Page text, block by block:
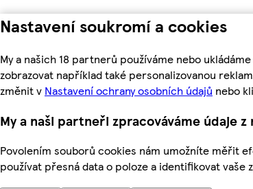
Nastavení soukromí a cookies
My a našich 18 partnerů používáme nebo
zobrazovat například také personalizovanou
změnit v Nastavení ochrany osobních údajů nebo
My a naši partneři zpracováváme údaje
Povolením souborů cookies nám umožníte měřit
používat přesná data o poloze a identifikovat vaše